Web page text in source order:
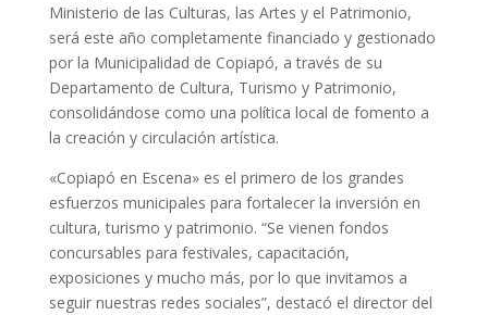
Ministerio de las Culturas, las Artes y el Patrimonio,
será este año completamente financiado y gestionado
por la Municipalidad de Copiapó, a través de su
Departamento de Cultura, Turismo y Patrimonio,
consolidándose como una política local de fomento a
la creación y circulación artística.
«Copiapó en Escena» es el primero de los grandes
esfuerzos municipales para fortalecer la inversión en
cultura, turismo y patrimonio. “Se vienen fondos
concursables para festivales, capacitación,
exposiciones y mucho más, por lo que invitamos a
seguir nuestras redes sociales”, destacó el director del